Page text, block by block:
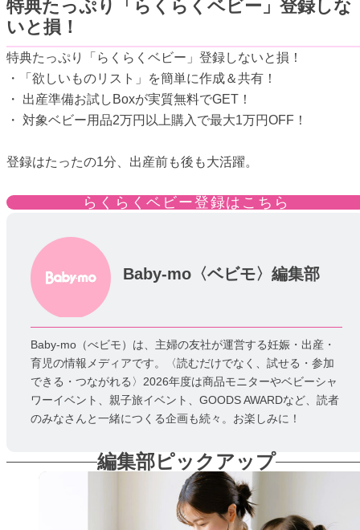
特典たっぷり「らくらくベビー」登録しな
いと損！
特典たっぷり「らくらくベビー」登録しないと損！
・「欲しいものリスト」を簡単に作成＆共有！
・ 出産準備お試しBoxが実質無料でGET！
・ 対象ベビー用品2万円以上購入で最大1万円OFF！
登録はたったの1分、出産前も後も大活躍。
らくらくベビー登録はこちら
Baby-mo〈ベビモ〉編集部
Baby-mo（べビモ）は、主婦の友社が運営する妊娠・出産・
育児の情報メディアです。〈読むだけでなく、試せる・参加
できる・つながれる〉2026年度は商品モニターやベビーシャ
ワーイベント、親子旅イベント、GOODS AWARDなど、読者
のみなさんと一緒につくる企画も続々。お楽しみに！
編集部ピックアップ